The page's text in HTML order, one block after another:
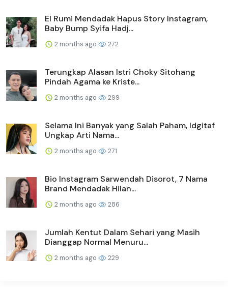
El Rumi Mendadak Hapus Story Instagram,
Baby Bump Syifa Hadj...
2 months ago 272
Terungkap Alasan Istri Choky Sitohang
Pindah Agama ke Kriste...
2 months ago 299
Selama Ini Banyak yang Salah Paham, Idgitaf
Ungkap Arti Nama...
2 months ago 271
Bio Instagram Sarwendah Disorot, 7 Nama
Brand Mendadak Hilan...
2 months ago 286
Jumlah Kentut Dalam Sehari yang Masih
Dianggap Normal Menuru...
2 months ago 229